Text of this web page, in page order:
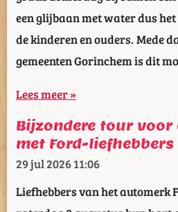
een glijbaan met water dus
de kinderen en ouders. Mede
gemeenten Gorinchem is dit
Lees meer »
Bijzondere tour voor
met Ford-liefhebbers
29 jul 202611:06
Liefhebbers van het automerk